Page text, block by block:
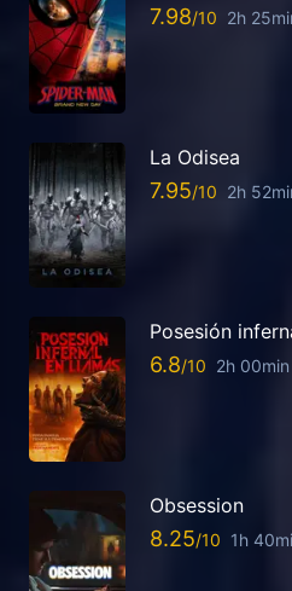
7.98 2h
La Odisea
7.95 2h
Posesión
6.8 2h 00min
Obsession
8.25 1h